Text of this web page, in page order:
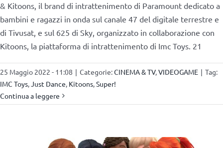
& Kitoons, il brand di intrattenimento di Paramount dedicato a
bambini e ragazzi in onda sul canale 47 del digitale terrestre e
di Tivusat, e sul 625 di Sky, organizzato in collaborazione con
Kitoons, la piattaforma di intrattenimento di Imc Toys. 21
25 Maggio 2022 - 11:08 | Categorie:CINEMA & TV,VIDEOGAME | Tag:
IMC Toys,Just Dance, Kitoons,Super!
Continua a leggere